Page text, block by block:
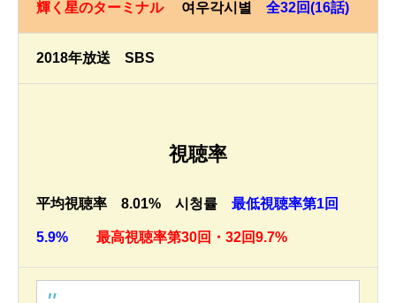
輝く星のターミナル 여우각시별 全32回(16話)
2018年放送 SBS
視聴率
平均視聴率 8.01% 시청률 最低視聴率第1回
5.9% 最高視聴率第30回・32回9.7%